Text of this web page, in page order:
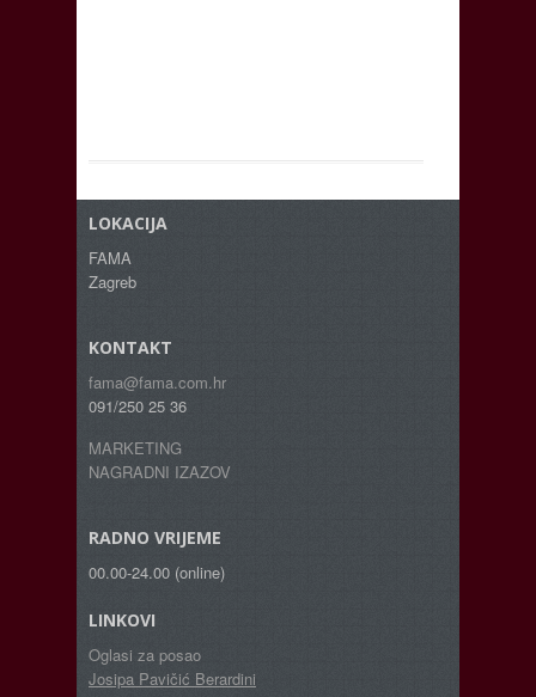
LOKACIJA
FAMA
Zagreb
KONTAKT
fama@fama.com.hr
091/250 25 36
MARKETING
NAGRADNI IZAZOV
RADNO VRIJEME
00.00-24.00 (online)
LINKOVI
Oglasi za posao
Josipa Pavičić Berardini